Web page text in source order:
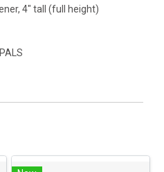
4" tall (full height)